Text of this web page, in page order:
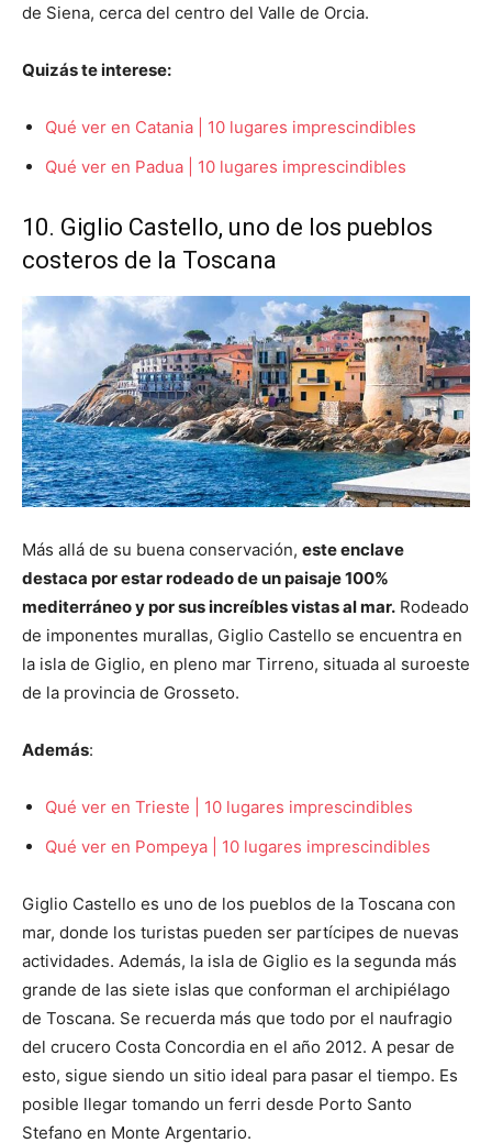
de Siena, cerca del centro del Valle de Orcia.
Quizás te interese:
Qué ver en Catania | 10 lugares imprescindibles
Qué ver en Padua | 10 lugares imprescindibles
10. Giglio Castello, uno de los pueblos
costeros de la Toscana
Más allá de su buena conservación, este enclave
destaca por estar rodeado de un paisaje 100%
mediterráneo y por sus increíbles vistas al mar. Rodeado
de imponentes murallas, Giglio Castello se encuentra en
la isla de Giglio, en pleno mar Tirreno, situada al suroeste
de la provincia de Grosseto.
Además:
Qué ver en Trieste | 10 lugares imprescindibles
Qué ver en Pompeya | 10 lugares imprescindibles
Giglio Castello es uno de los pueblos de la Toscana con
mar, donde los turistas pueden ser partícipes de nuevas
actividades. Además, la isla de Giglio es la segunda más
grande de las siete islas que conforman el archipiélago
de Toscana. Se recuerda más que todo por el naufragio
del crucero Costa Concordia en el año 2012. A pesar de
esto, sigue siendo un sitio ideal para pasar el tiempo. Es
posible llegar tomando un ferri desde Porto Santo
Stefano en Monte Argentario.